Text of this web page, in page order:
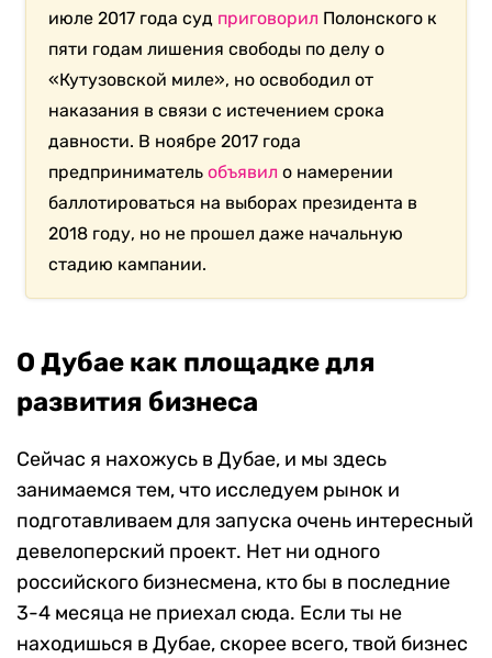
июле 2017 года суд приговорил Полонского к
пяти годам лишения свободы по делу о
«Кутузовской миле», но освободил от
наказания в связи с истечением срока
давности. В ноябре 2017 года
предпринимательобъявил о намерении
баллотироваться на выборах президента в
2018 году, но не прошел даже начальную
стадию кампании.
О Дубае как площадке для
развития бизнеса
Сейчас я нахожусь в Дубае, и мы здесь
занимаемся тем, что исследуем рынок и
подготавливаем для запуска очень интересный
девелоперский проект. Нет ни одного
российского бизнесмена, кто бы в последние
3-4 месяца не приехал сюда. Если ты не
находишься в Дубае, скорее всего, твой бизнес